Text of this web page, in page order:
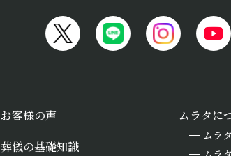
お客様の声
葬儀の基礎知識
ムラタに
ムラ